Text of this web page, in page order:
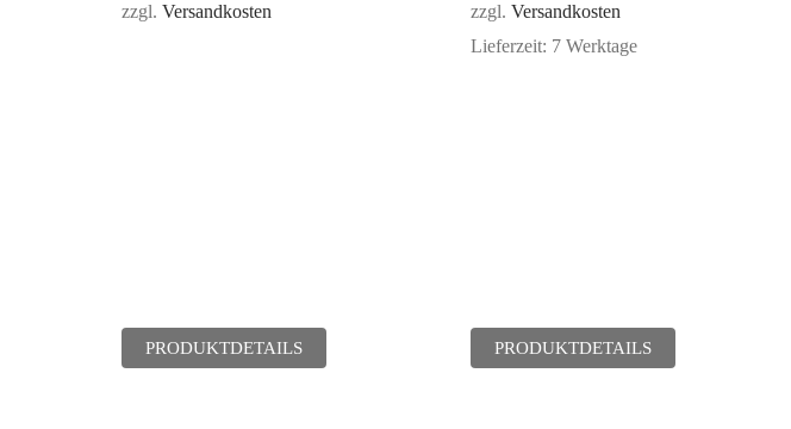
zzgl. Versandkosten
PRODUKTDETAILS
zzgl. Versandkosten
Lieferzeit: 7 Werktage
PRODUKTDETAILS